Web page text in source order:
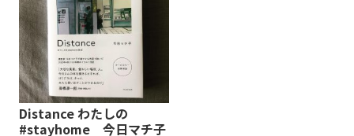
Distance わたしの
#stayhome 今日マチ子